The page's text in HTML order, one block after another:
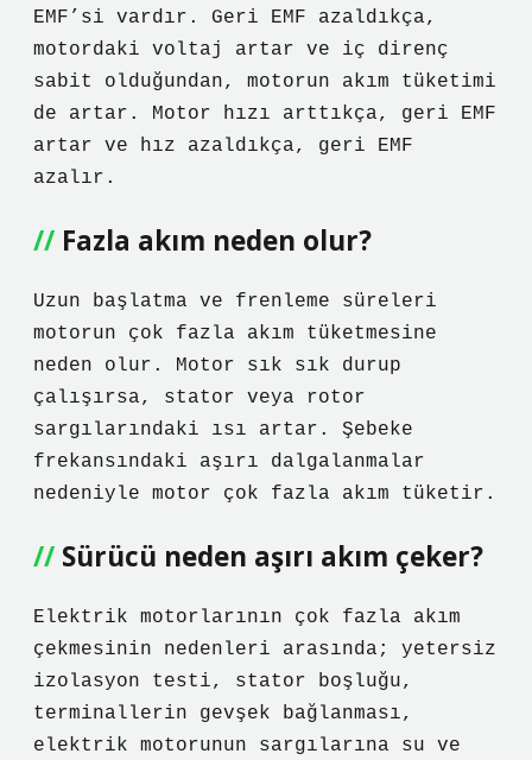
EMF’si vardır. Geri EMF azaldıkça,
motordaki voltaj artar ve iç direnç
sabit olduğundan, motorun akım tüketimi
de artar. Motor hızı arttıkça, geri EMF
artar ve hız azaldıkça, geri EMF
azalır.
Fazla akım neden olur?
Uzun başlatma ve frenleme süreleri
motorun çok fazla akım tüketmesine
neden olur. Motor sık ​​sık durup
çalışırsa, stator veya rotor
sargılarındaki ısı artar. Şebeke
frekansındaki aşırı dalgalanmalar
nedeniyle motor çok fazla akım tüketir.
Sürücü neden aşırı akım çeker?
Elektrik motorlarının çok fazla akım
çekmesinin nedenleri arasında; yetersiz
izolasyon testi, stator boşluğu,
terminallerin gevşek bağlanması,
elektrik motorunun sargılarına su ve